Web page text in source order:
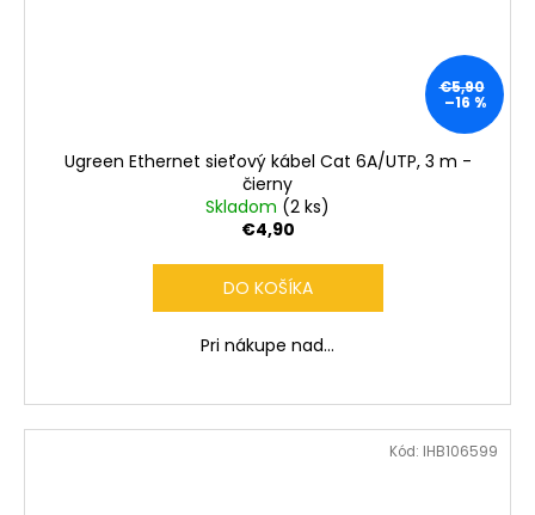
€5,90
–16 %
Ugreen Ethernet sieťový kábel Cat 6A/UTP, 3 m -
čierny
Skladom (2 ks)
€4,90
DO KOŠÍKA
Pri nákupe nad...
Kód: IHB106599